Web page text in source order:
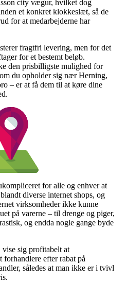
city vægur, hvilket dog
et konkret klokkeslæt, så de
for at medarbejderne har
fragtfri levering, men for det
for et bestemt beløb.
den prisbilligste mulighed for
du opholder sig nær Herning,
– er at få dem til at køre dine
for alle og enhver at
diverse internet shops, og
virksomheder ikke kunne
på varerne – til drenge og piger,
og endda nogle gange byde
sig profitabelt at
forhandlere efter rabat på
således at man ikke er i tvivl